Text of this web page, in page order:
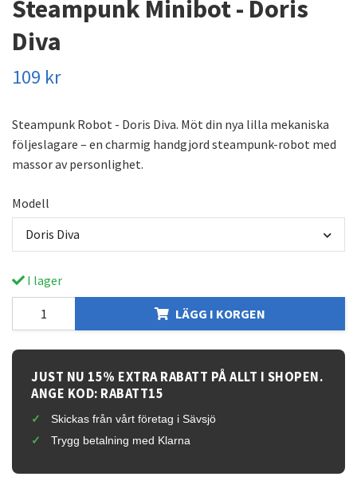
Steampunk Minibot - Doris
Diva
109 kr
Steampunk Robot - Doris Diva. Möt din nya lilla mekaniska
följeslagare – en charmig handgjord steampunk-robot med
massor av personlighet.
Modell
Doris Diva
I lager
LÄGG I KORGEN
JUST NU 15% EXTRA RABATT PÅ ALLT I SHOPEN.
ANGE KOD: RABATT15
Skickas från vårt företag i Sävsjö
Trygg betalning med Klarna